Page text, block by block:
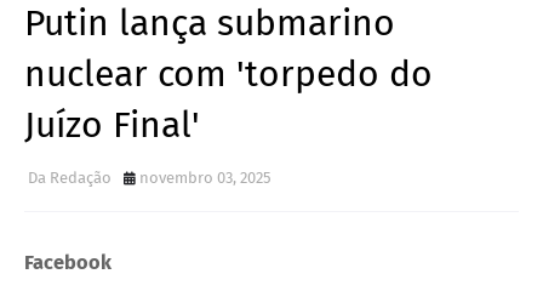
Putin lança submarino
nuclear com 'torpedo do
Juízo Final'
Da Redação novembro 03, 2025
Facebook